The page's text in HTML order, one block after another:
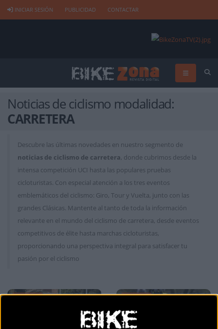
INICIAR SESIÓN PUBLICIDAD CONTACTAR
Noticias de ciclismo modalidad:
CARRETERA
Descubre las últimas novedades en nuestro segmento de
noticias de ciclismo de carretera, donde cubrimos desde la
intensa competición UCI hasta las populares pruebas
cicloturistas. Con especial atención a los tres eventos
emblemáticos del ciclismo: Giro, Tour y Vuelta, junto con las
grandes Clásicas. Mantente al tanto de toda la información
relevante en el mundo del ciclismo de carretera, desde eventos
competitivos de élite hasta marchas cicloturistas,
proporcionando una perspectiva integral para satisfacer tu
pasión por el ciclismo
Carretera Carretera